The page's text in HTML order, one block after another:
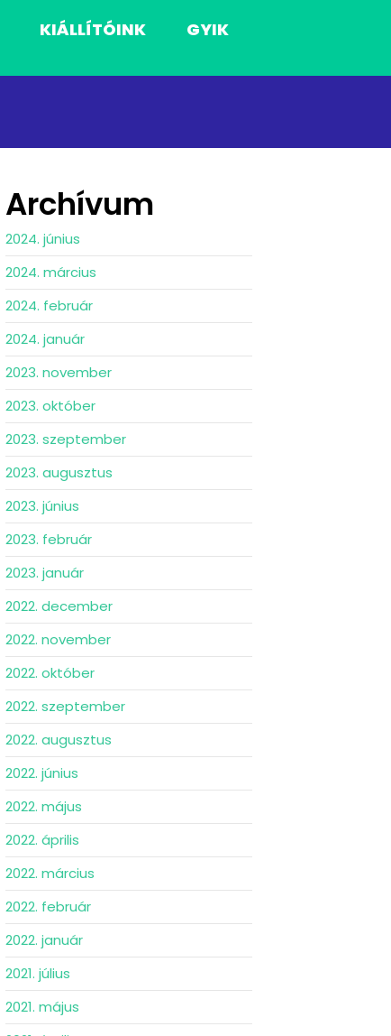
KIÁLLÍTÓINK GYIK
Archívum
2024. június
2024. március
2024. február
2024. január
2023. november
2023. október
2023. szeptember
2023. augusztus
2023. június
2023. február
2023. január
2022. december
2022. november
2022. október
2022. szeptember
2022. augusztus
2022. június
2022. május
2022. április
2022. március
2022. február
2022. január
2021. július
2021. május